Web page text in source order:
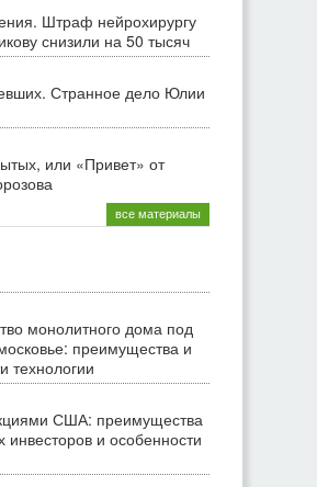
Штраф нейрохирургу
снизили на 50 тысяч
Странное дело Юлии
или «Привет» от
все материалы
монолитного дома под
преимущества и
технологии
США: преимущества
инвесторов и особенности